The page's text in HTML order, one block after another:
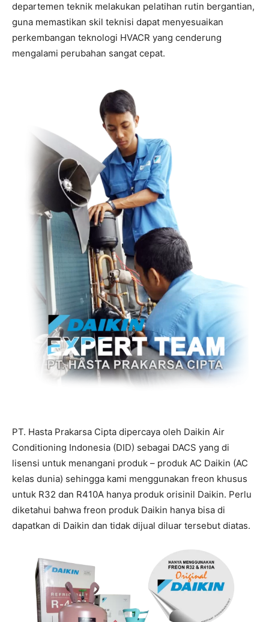
departemen teknik melakukan pelatihan rutin bergantian,
guna memastikan skil teknisi dapat menyesuaikan
perkembangan teknologi HVACR yang cenderung
mengalami perubahan sangat cepat.
PT. Hasta Prakarsa Cipta dipercaya oleh Daikin Air
Conditioning Indonesia (DID) sebagai DACS yang di
lisensi untuk menangani produk – produk AC Daikin (AC
kelas dunia) sehingga kami menggunakan freon khusus
untuk R32 dan R410A hanya produk orisinil Daikin. Perlu
diketahui bahwa freon produk Daikin hanya bisa di
dapatkan di Daikin dan tidak dijual diluar tersebut diatas.